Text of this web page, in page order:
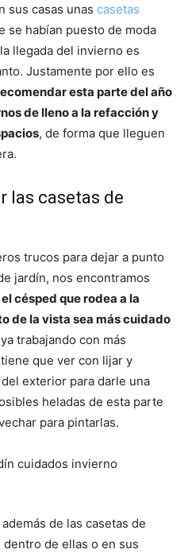
sus casas unas casetas
se habían puesto de moda
llegada del invierno es
Justamente por ello es
esta parte del año
de lleno a la refacción y
, de forma que lleguen
las casetas de
trucos para dejar a punto
jardín, nos encontramos
césped que rodea a la
de la vista sea más cuidado
trabajando con más
que ver con lijar y
exterior para darle una
heladas de esta parte
para pintarlas.
de las casetas de
de ellas o en sus